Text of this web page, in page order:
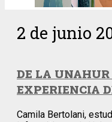
2 de junio
DE LA
EXPERIENCIA
Camila Bertolani,